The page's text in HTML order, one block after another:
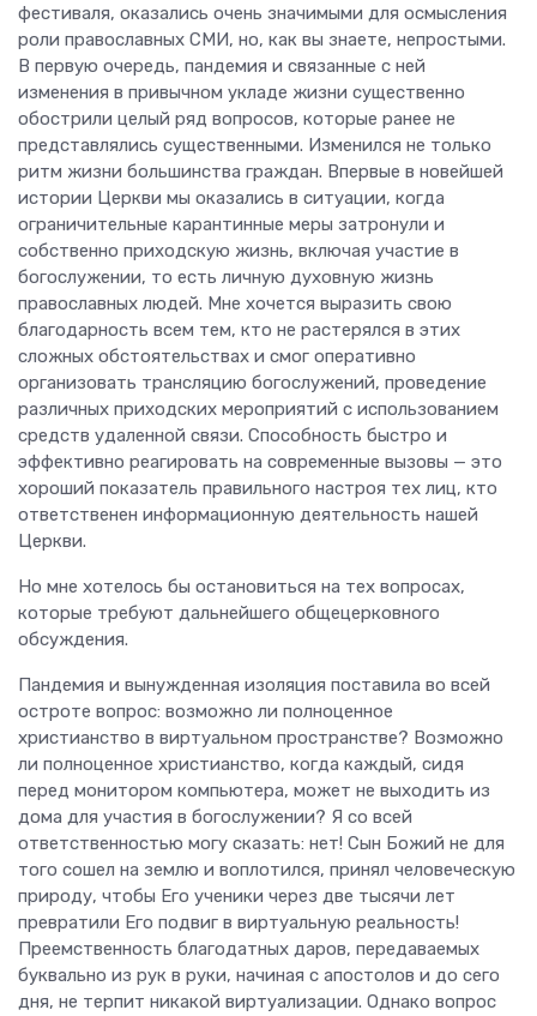
фестиваля, оказались очень значимыми для осмысления
роли православных СМИ, но, как вы знаете, непростыми.
В первую очередь, пандемия и связанные с ней
изменения в привычном укладе жизни существенно
обострили целый ряд вопросов, которые ранее не
представлялись существенными. Изменился не только
ритм жизни большинства граждан. Впервые в новейшей
истории Церкви мы оказались в ситуации, когда
ограничительные карантинные меры затронули и
собственно приходскую жизнь, включая участие в
богослужении, то есть личную духовную жизнь
православных людей. Мне хочется выразить свою
благодарность всем тем, кто не растерялся в этих
сложных обстоятельствах и смог оперативно
организовать трансляцию богослужений, проведение
различных приходских мероприятий с использованием
средств удаленной связи. Способность быстро и
эффективно реагировать на современные вызовы — это
хороший показатель правильного настроя тех лиц, кто
ответственен информационную деятельность нашей
Церкви.
Но мне хотелось бы остановиться на тех вопросах,
которые требуют дальнейшего общецерковного
обсуждения.
Пандемия и вынужденная изоляция поставила во всей
остроте вопрос: возможно ли полноценное
христианство в виртуальном пространстве? Возможно
ли полноценное христианство, когда каждый, сидя
перед монитором компьютера, может не выходить из
дома для участия в богослужении? Я со всей
ответственностью могу сказать: нет! Сын Божий не для
того сошел на землю и воплотился, принял человеческую
природу, чтобы Его ученики через две тысячи лет
превратили Его подвиг в виртуальную реальность!
Преемственность благодатных даров, передаваемых
буквально из рук в руки, начиная с апостолов и до сего
дня, не терпит никакой виртуализации. Однако вопрос